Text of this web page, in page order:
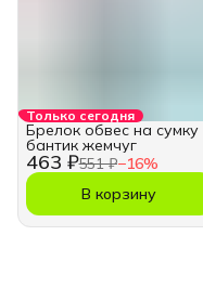
Только сегодня
463 ₽551 ₽−16%
Брелок обвес на сумку
бантик жемчуг
В корзину